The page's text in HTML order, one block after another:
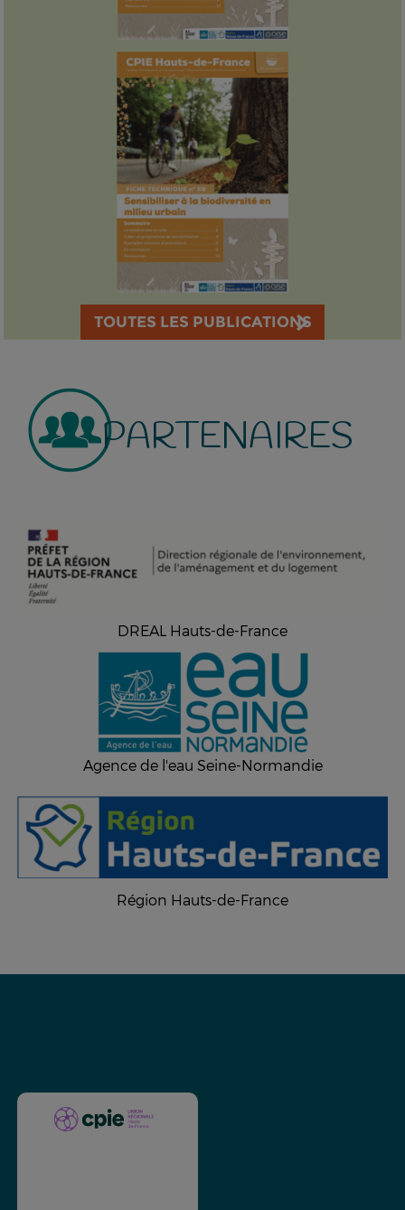
TOUTES LES PUBLICATIONS
PARTENAIRES
DREAL Hauts-de-France
Agence de l'eau Seine-Normandie
Région Hauts-de-France